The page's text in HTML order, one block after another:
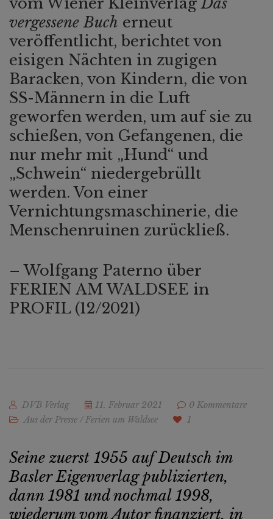
vergessene Buch erneut
veröffentlicht, berichtet von
eisigen Nächten in zugigen
Baracken, von Kindern, die von
SS-Männern in die Luft
geworfen werden, um auf sie zu
schießen, von Gefangenen, die
nur mehr mit „Hund“ und
„Schwein“ niedergebrüllt
werden. Von einer
Vernichtungsmaschinerie, die
Menschenruinen zurückließ.
– Wolfgang Paterno über
FERIEN AM WALDSEE in
PROFIL (12/2021)
DVB Verlag 11. Februar 2021
0 Kommentare
Aus der Presse /Ferien am Waldsee 1
Seine zuerst 1955 auf Deutsch im
Basler Eigenverlag publizierten,
dann 1981 und nochmal 1998,
wiederum vom Autor finanziert, in